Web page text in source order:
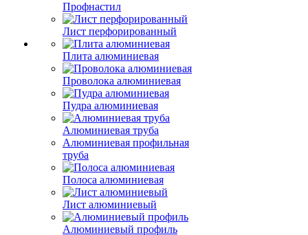
Профнастил
Лист перфорированный
Плита алюминиевая
Проволока алюминиевая
Пудра алюминиевая
Алюминиевая труба
Алюминиевая профильная
труба
Полоса алюминиевая
Лист алюминиевый
Алюминиевый профиль